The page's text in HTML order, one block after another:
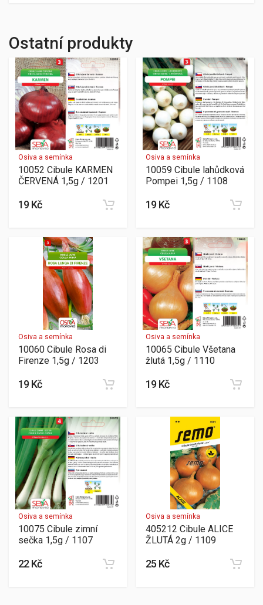
Ostatní produkty
Osiva a semínka
10052 Cibule KARMEN
ČERVENÁ 1,5g / 1201
19 Kč
Osiva a semínka
10059 Cibule lahůdková
Pompei 1,5g / 1108
19 Kč
Osiva a semínka
10060 Cibule Rosa di
Firenze 1,5g / 1203
19 Kč
Osiva a semínka
10065 Cibule Všetana
žlutá 1,5g / 1110
19 Kč
Osiva a semínka
10075 Cibule zimní
sečka 1,5g / 1107
22 Kč
Osiva a semínka
405212 Cibule ALICE
ŽLUTÁ 2g / 1109
25 Kč